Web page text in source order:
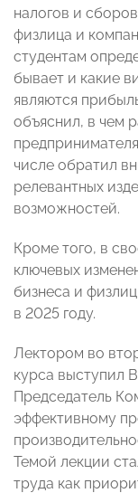
налогов и
физлица и
студентам
бывает и какие
являются
объяснил, в чем
числе обратил
релевантных
возможностей.
Кроме того, в
ключевых
бизнеса и
в 2025 году.
Лектором во
курса выступил
Председатель
эффективному
Темой лекции
труда как